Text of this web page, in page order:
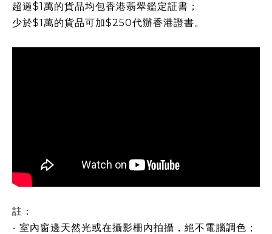
超過$1萬的貨品均包香港翡翠鑑定証書；
少於$1萬的貨品可加$250代辦香港證書。
註：
- 室內窗邊天然光或在攝影柵內拍攝，絕不電腦調色；